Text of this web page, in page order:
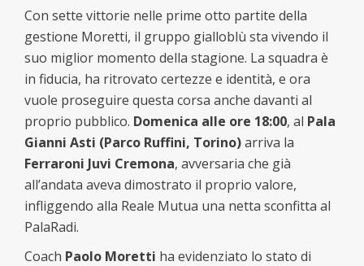
Con sette vittorie nelle prime otto partite della
gestione Moretti, il gruppo gialloblù sta vivendo il
suo miglior momento della stagione. La squadra è
in fiducia, ha ritrovato certezze e identità, e ora
vuole proseguire questa corsa anche davanti al
proprio pubblico. Domenica alle ore 18:00, al Pala
Gianni Asti (Parco Ruffini, Torino)arriva la
Ferraroni Juvi Cremona, avversaria che già
all’andata aveva dimostrato il proprio valore,
infliggendo alla Reale Mutua una netta sconfitta al
PalaRadi.
Coach Paolo Moretti ha evidenziato lo stato di